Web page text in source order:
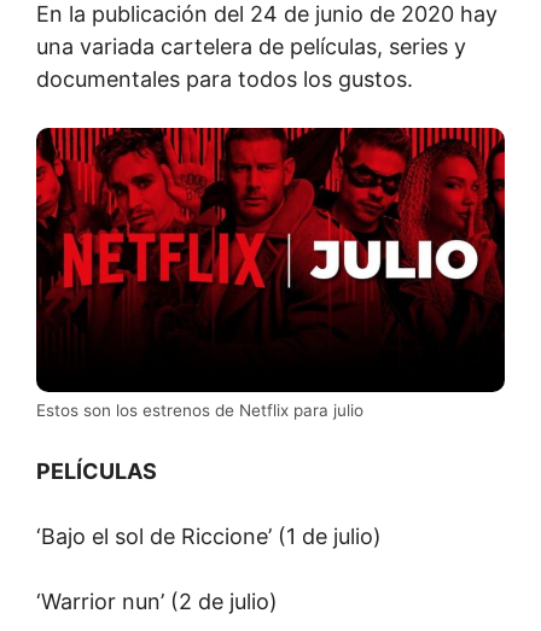
En la publicación del 24 de junio de 2020 hay
una variada cartelera de películas, series y
documentales para todos los gustos.
Estos son los estrenos de Netflix para julio
PELÍCULAS
‘Bajo el sol de Riccione’ (1 de julio)
‘Warrior nun’ (2 de julio)